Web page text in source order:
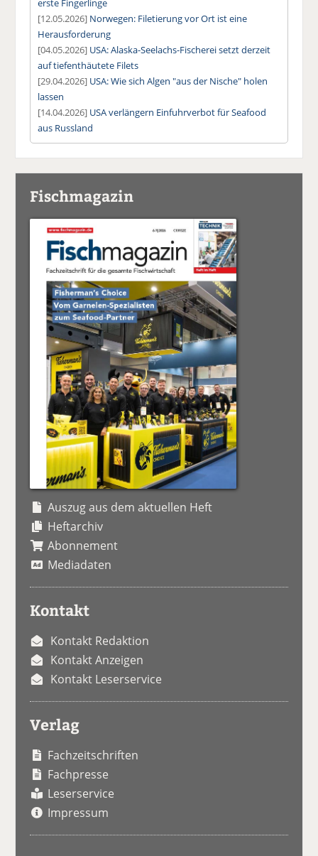
erste Fingerlinge
[12.05.2026] Norwegen: Filetierung vor Ort ist eine
Herausforderung
[04.05.2026] USA: Alaska-Seelachs-Fischerei setzt derzeit
auf tiefenthäutete Filets
[29.04.2026] USA: Wie sich Algen "aus der Nische" holen
lassen
[14.04.2026] USA verlängern Einfuhrverbot für Seafood
aus Russland
Fischmagazin
Auszug aus dem aktuellen Heft
Heftarchiv
Abonnement
Mediadaten
Kontakt
Kontakt Redaktion
Kontakt Anzeigen
Kontakt Leserservice
Verlag
Fachzeitschriften
Fachpresse
Leserservice
Impressum